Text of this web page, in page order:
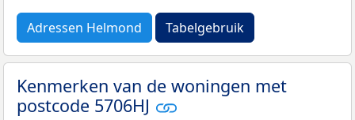
Adressen Helmond Tabelgebruik
Kenmerken van de woningen met
postcode 5706HJ